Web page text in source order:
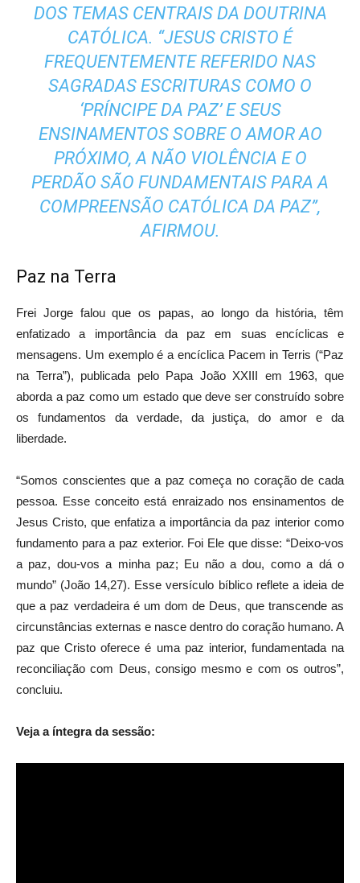
DOS TEMAS CENTRAIS DA DOUTRINA
CATÓLICA. “JESUS CRISTO É
FREQUENTEMENTE REFERIDO NAS
SAGRADAS ESCRITURAS COMO O
‘PRÍNCIPE DA PAZ’ E SEUS
ENSINAMENTOS SOBRE O AMOR AO
PRÓXIMO, A NÃO VIOLÊNCIA E O
PERDÃO SÃO FUNDAMENTAIS PARA A
COMPREENSÃO CATÓLICA DA PAZ”,
AFIRMOU.
Paz na Terra
Frei Jorge falou que os papas, ao longo da história, têm
enfatizado a importância da paz em suas encíclicas e
mensagens. Um exemplo é a encíclica Pacem in Terris (“Paz
na Terra”), publicada pelo Papa João XXIII em 1963, que
aborda a paz como um estado que deve ser construído sobre
os fundamentos da verdade, da justiça, do amor e da
liberdade.
“Somos conscientes que a paz começa no coração de cada
pessoa. Esse conceito está enraizado nos ensinamentos de
Jesus Cristo, que enfatiza a importância da paz interior como
fundamento para a paz exterior. Foi Ele que disse: “Deixo-vos
a paz, dou-vos a minha paz; Eu não a dou, como a dá o
mundo” (João 14,27). Esse versículo bíblico reflete a ideia de
que a paz verdadeira é um dom de Deus, que transcende as
circunstâncias externas e nasce dentro do coração humano. A
paz que Cristo oferece é uma paz interior, fundamentada na
reconciliação com Deus, consigo mesmo e com os outros”,
concluiu.
Veja a íntegra da sessão: